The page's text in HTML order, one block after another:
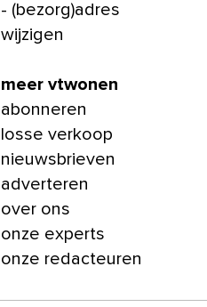
- (bezorg)adres
wijzigen
meer vtwonen
abonneren
losse verkoop
nieuwsbrieven
adverteren
over ons
onze experts
onze redacteuren